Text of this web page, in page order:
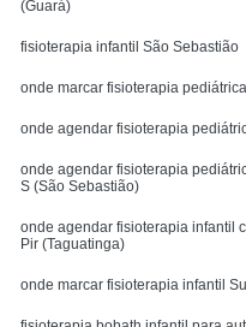
(Guará)
fisioterapia infantil São Sebastião
onde marcar fisioterapia
onde agendar fisioterapia
onde agendar fisioterapia
S (São Sebastião)
onde agendar fisioterapia infantil
Pir (Taguatinga)
onde marcar fisioterapia infantil